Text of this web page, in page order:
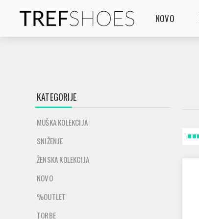
NOVO
KATEGORIJE
MUŠKA KOLEKCIJA
SNIŽENJE
ŽENSKA KOLEKCIJA
NOVO
%OUTLET
TORBE